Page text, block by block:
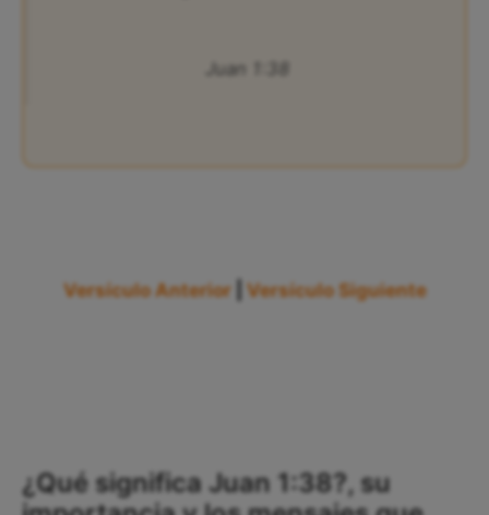
Juan 1:38
Versículo Anterior Versículo Siguiente
¿Qué significa Juan 1:38?, su